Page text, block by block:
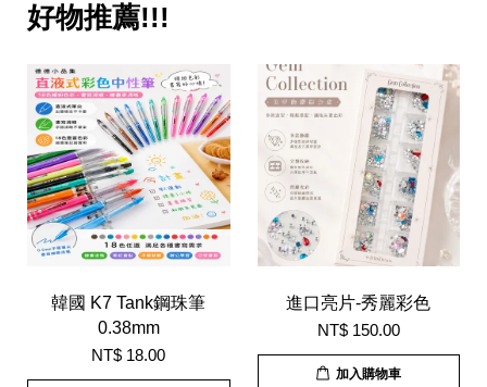
好物推薦!!!
韓國 K7 Tank鋼珠筆
0.38mm
NT$ 18.00
進口亮片-秀麗彩色
NT$ 150.00
加入購物車